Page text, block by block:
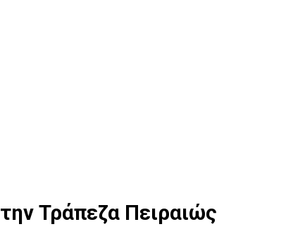
Τράπεζα Πειραιώς